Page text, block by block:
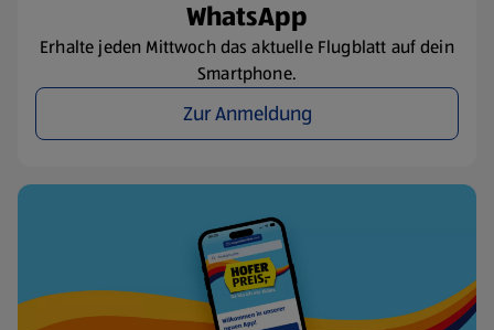
WhatsApp
Erhalte jeden Mittwoch das aktuelle Flugblatt auf dein
Smartphone.
Zur Anmeldung